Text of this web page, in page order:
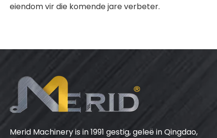
eiendom vir die komende jare verbeter.
Merid Machinery is in 1991 gestig, geleë in Qingdao,